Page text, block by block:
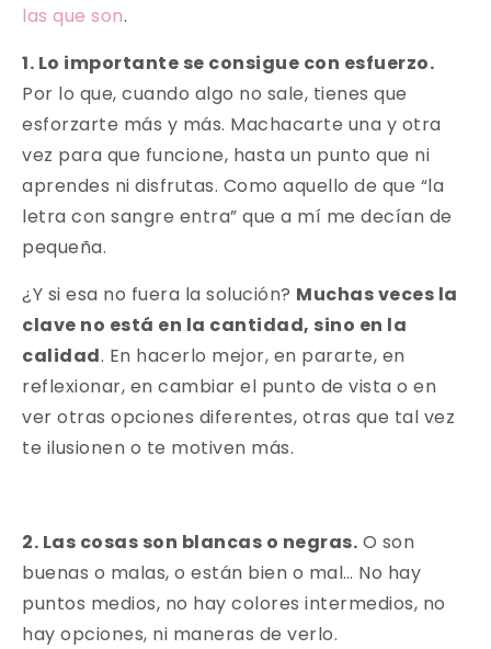
las que son.
1. Lo importante se consigue con esfuerzo.
Por lo que, cuando algo no sale, tienes que
esforzarte más y más. Machacarte una y otra
vez para que funcione, hasta un punto que ni
aprendes ni disfrutas. Como aquello de que “la
letra con sangre entra” que a mí me decían de
pequeña.
¿Y si esa no fuera la solución? Muchas veces la
clave no está en la cantidad, sino en la
calidad. En hacerlo mejor, en pararte, en
reflexionar, en cambiar el punto de vista o en
ver otras opciones diferentes, otras que tal vez
te ilusionen o te motiven más.
2. Las cosas son blancas o negras. O son
buenas o malas, o están bien o mal… No hay
puntos medios, no hay colores intermedios, no
hay opciones, ni maneras de verlo.